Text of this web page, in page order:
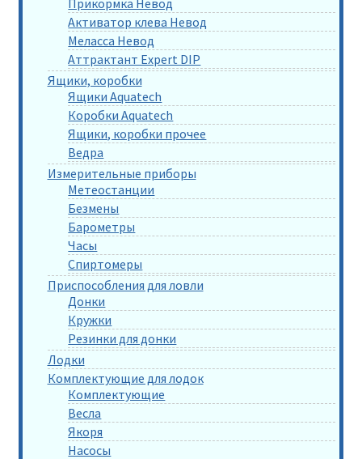
Активатор клева Невод
Меласса Невод
Аттрактант Expert DIP
Ящики, коробки
Ящики Aquatech
Коробки Aquatech
Ящики, коробки прочее
Ведра
Измерительные приборы
Метеостанции
Безмены
Барометры
Часы
Спиртомеры
Приспособления для ловли
Донки
Кружки
Резинки для донки
Лодки
Комплектующие для лодок
Комплектующие
Весла
Якоря
Насосы